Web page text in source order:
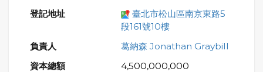
臺北市松山區南京東路5
段161號10樓
葛納森 Jonathan Graybill
4,500,000,000